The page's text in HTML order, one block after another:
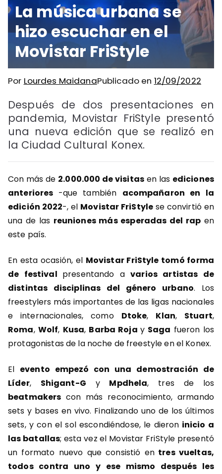
La música urbana se
hizo escuchar en el
Movistar FriStyle
Por Lourdes MaidanaPublicado en 12/09/2022
Después de dos presentaciones en
pandemia, Movistar FriStyle presentó
una nueva edición que se realizó en
la Ciudad Cultural Konex.
Con más de 2.000.000 de visitas en las ediciones
anteriores -que también acompañaron en la
edición 2022-, el Movistar FriStyle se convirtió en
una de las reuniones más esperadas del rap en
este país.
En esta ocasión, el Movistar FriStyle tomó forma
de festival presentando avarios artistas de
distintas disciplinas del género urbano. Los
freestylers más importantes de las ligas nacionales
e internacionales, como Dtoke, Klan, Stuart,
Roma, Wolf, Kusa, Barba Roja y Saga fueron los
protagonistas de la noche de freestyle en el Konex.
El evento empezó con una demostración de
Líder, Shigant-G y Mpdhela, tres de los
beatmakers con más reconocimiento, armando
sets y bases en vivo. Finalizando uno de los últimos
sets, y con el sol escondiéndose, le dieron inicio a
las batallas; esta vez el Movistar FriStyle presentó
un formato nuevo que consistió entres vueltas,
todos contra uno y ese mismo después les